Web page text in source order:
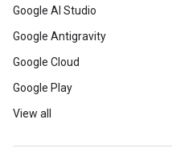
Google AI Studio
Google Antigravity
Google Cloud
Google Play
View all